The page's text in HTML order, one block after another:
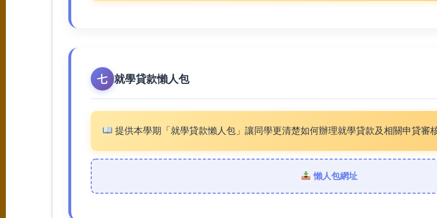
七 就學貸款懶人包
提供本學期「就學貸款懶人包」讓同學更清楚如何辦理就學貸款及相關申貸審
懶人包網址